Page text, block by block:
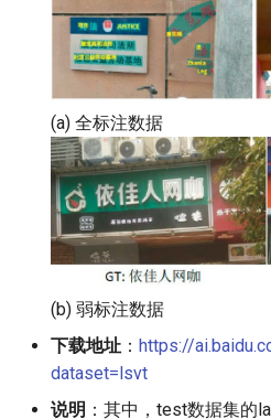
PaddleOCR-VL 天数 GPU 使
用教程
PaddleOCR-VL 华为昇腾 NPU
使用教程
PaddleOCR-VL Apple Silicon
使用教程
PaddleOCR-VL AMD GPU 使
PaddleOCR-VL Intel Arc GPU
使用教程
文本检测模块
文本图像矫正模块
文本行方向分类模块
文本识别模块
图表解析模块
Benchmark
(a) 全标注数据
(b) 弱标注数据
下载地址 ： https://
dataset=lsvt
说明 ：其中，test数据集的